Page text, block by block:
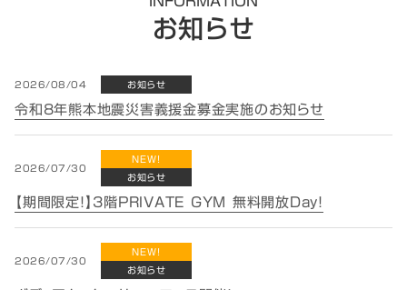
お知らせ
2026/08/04 お知らせ
令和8年熊本地震災害義援金募金実施のお知らせ
2026/07/30
NEW!
お知らせ
【期間限定！】3階PRIVATE GYM 無料開放Day！
2026/07/30
NEW!
お知らせ